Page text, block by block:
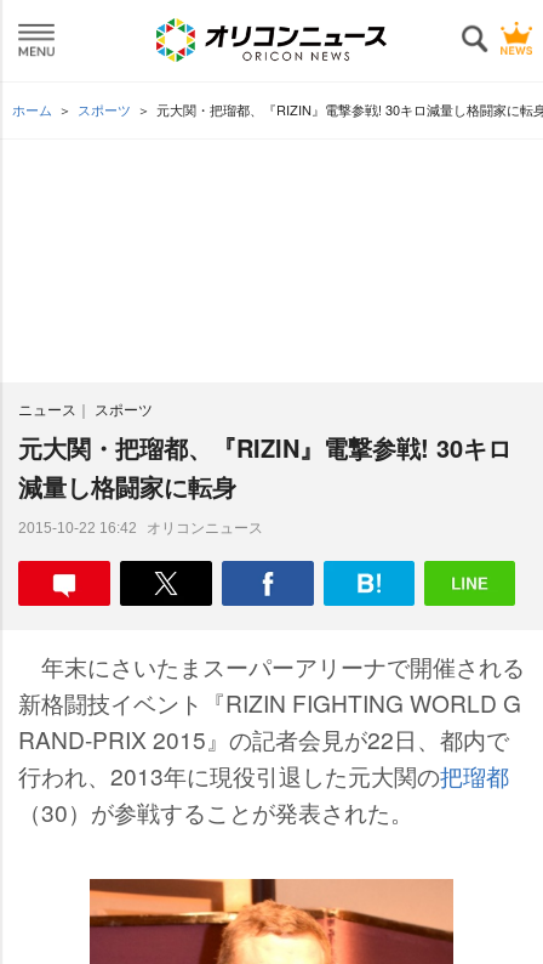
ホーム スポーツ 元大関・把瑠都、『RIZIN』電撃参戦! 30キロ減量し格闘家に転
ニュース スポーツ
元大関・把瑠都、『RIZIN』電撃参戦! 30キロ
減量し格闘家に転身
2015-10-22 16:42 オリコンニュース
年末にさいたまスーパーアリーナで開催される
新格闘技イベント『RIZIN FIGHTING WORLD G
RAND-PRIX 2015』の記者会見が22日、都内で
行われ、2013年に現役引退した元大関の把瑠都
（30）が参戦することが発表された。